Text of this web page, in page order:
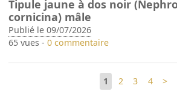
Tipule jaune à dos noir
cornicina) mâle
Publié le 09/07/2026
65 vues -0 commentaire
1 2 3 4 >